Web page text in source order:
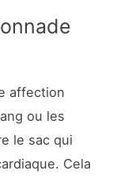
affection
ou les
le sac qui
Cela